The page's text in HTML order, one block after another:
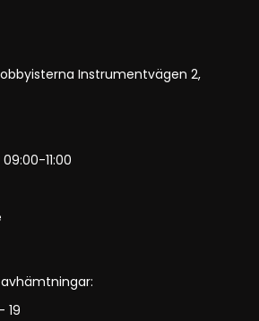
Instrumentvägen 2,
11:00
19